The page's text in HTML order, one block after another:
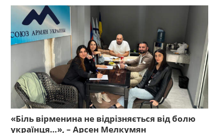
«Біль вірменина не відрізняється від болю
українця…», – Арсен Мелкумян